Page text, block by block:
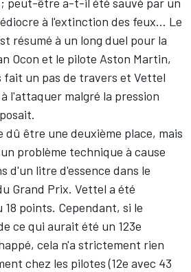
à l'extinction des feux… Le
résumé à un long duel pour la
Ocon et le pilote Aston Martin,
fait un pas de travers et Vettel
l'attaquer malgré la pression
dû être une deuxième place, mais
problème technique à cause
d'un litre d'essence dans le
Grand Prix. Vettel a été
points. Cependant, si le
ce qui aurait été un 123e
cela n'a strictement rien
chez les pilotes (12e avec 43